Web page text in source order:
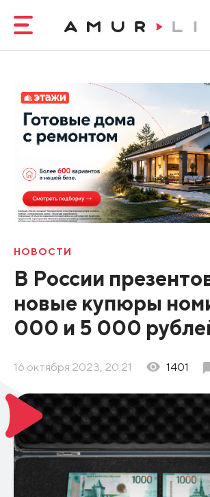
НОВОСТИ
В России
новые купюры
000 и 5 000
16 октября 2023, 20:21 1401